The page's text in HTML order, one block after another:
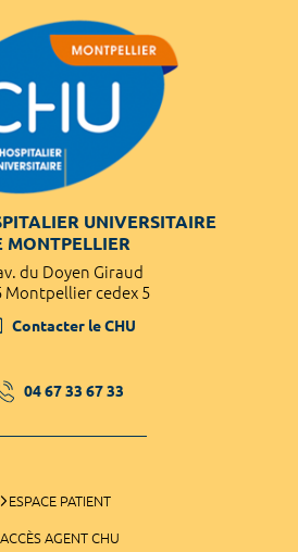
UNIVERSITAIRE
MONTPELLIER
du Doyen Giraud
Montpellier cedex 5
Contacter le CHU
04 67 33 67 33
ESPACE PATIENT
ACCÈS AGENT CHU